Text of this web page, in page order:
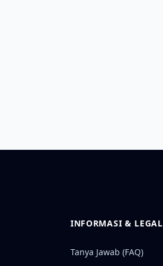
INFORMASI & LEGAL
Tanya Jawab (FAQ)